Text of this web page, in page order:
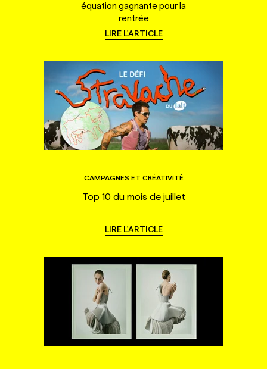
équation gagnante pour la
rentrée
LIRE L'ARTICLE
CAMPAGNES ET CRÉATIVITÉ
Top 10 du mois de juillet
LIRE L'ARTICLE